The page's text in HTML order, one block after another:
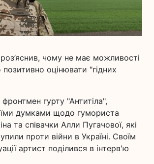
чому не має можливості
позитивно оцінювати "гідних
гурту "Антитіла",
думками щодо гумориста
та співачки Алли Пугачової, які
проти війни в Україні. Своїм
артист поділився в інтерв'ю